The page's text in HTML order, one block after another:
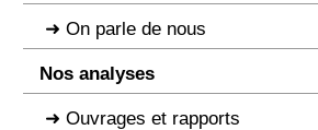
On parle de nous
Nos analyses
Ouvrages et rapports